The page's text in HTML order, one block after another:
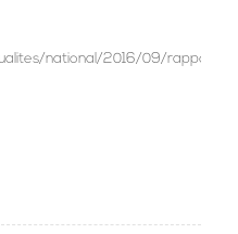
national/2016/09/rapport-